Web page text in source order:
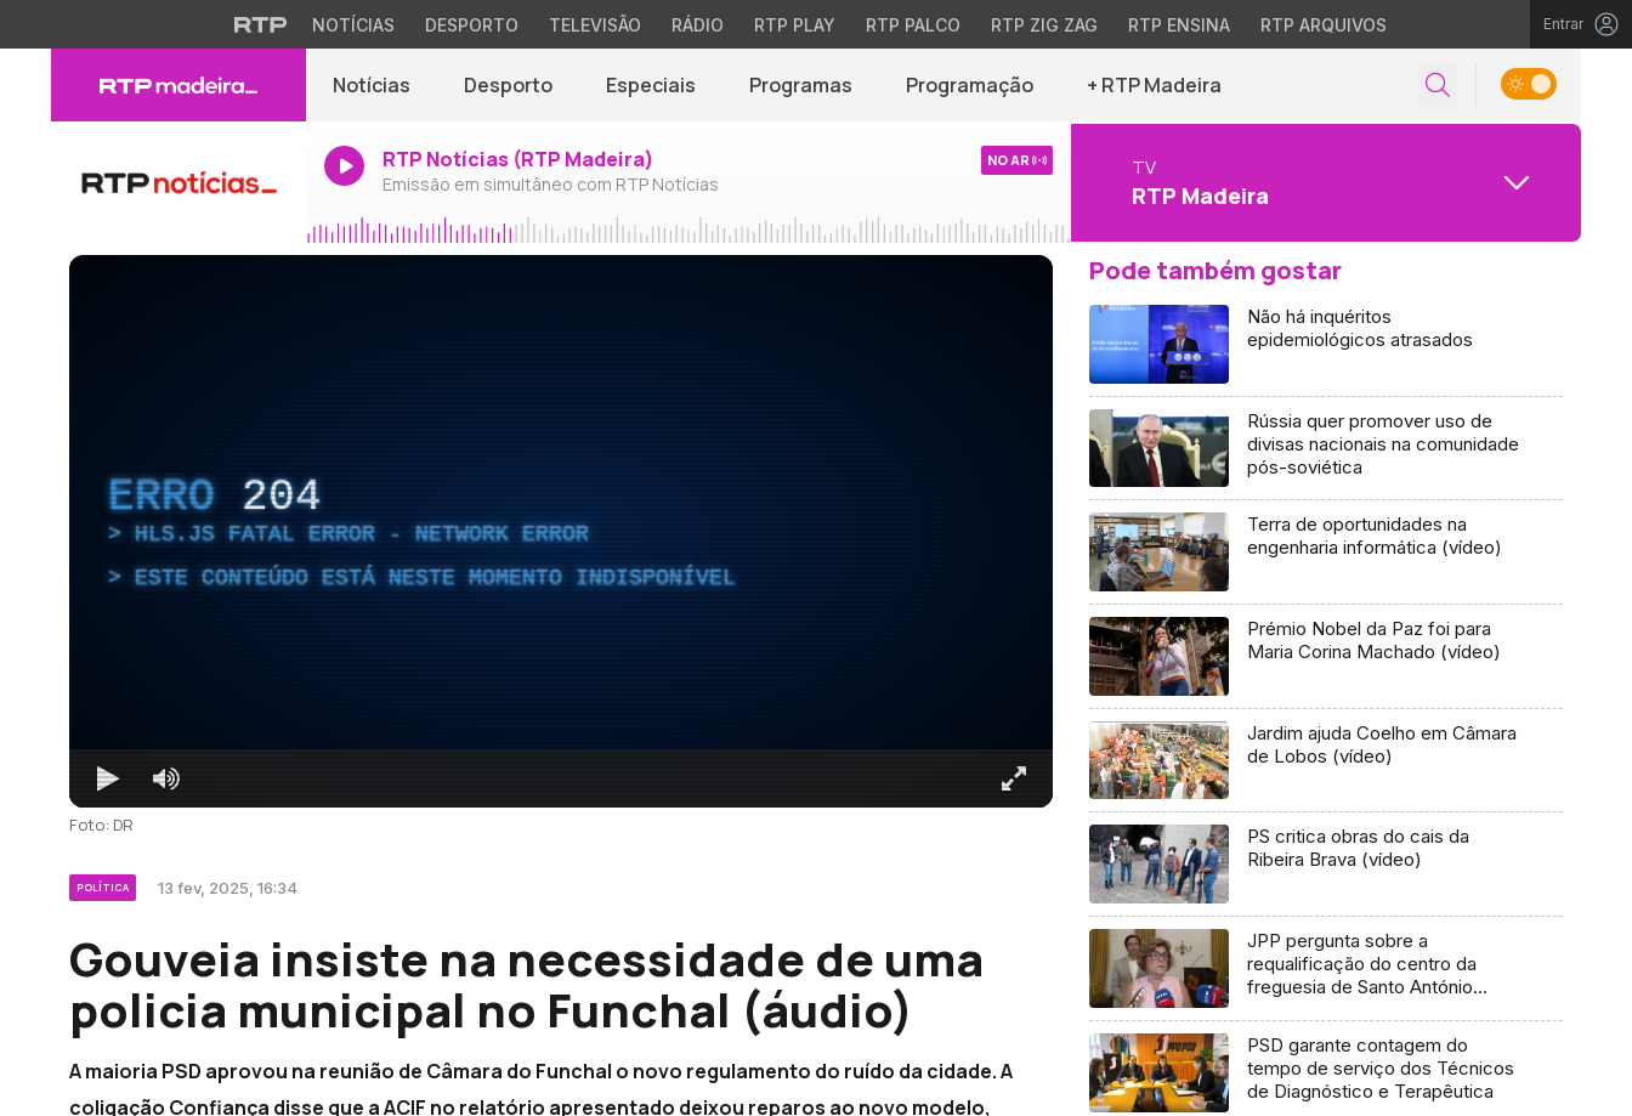
NOTÍCIAS DESPORTO TELEVISÃO RÁDIO RTP PLAY RTP PALCO RTP ZIG ZAG RTP ENSINA RTP ARQUIVOS Entrar
Notícias Desporto Especiais Programas Programação + RTP Madeira
RTP Notícias (RTP Madeira)
Emissão em simultâneo com RTP Notícias
NO AR TV
RTP Madeira
ERRO 204
HLS.JS FATAL ERROR - NETWORK ERROR
ESTE CONTEÚDO ESTÁ NESTE MOMENTO INDISPONÍVEL
Foto: DR
POLÍTICA 13 fev, 2025, 16:34
Gouveia insiste na necessidade de uma
policia municipal no Funchal (áudio)
A maioria PSD aprovou na reunião de Câmara do Funchal o novo regulamento do ruído da cidade. A
coligação Confiança disse que a ACIF no relatório apresentado deixou reparos ao novo modelo,
Pode também gostar
Não há inquéritos
epidemiológicos atrasados
Rússia quer promover uso de
divisas nacionais na comunidade
pós-soviética
Terra de oportunidades na
engenharia informática (vídeo)
Prémio Nobel da Paz foi para
Maria Corina Machado (vídeo)
Jardim ajuda Coelho em Câmara
de Lobos (vídeo)
PS critica obras do cais da
Ribeira Brava (vídeo)
JPP pergunta sobre a
requalificação do centro da
freguesia de Santo António
PSD garante contagem do
tempo de serviço dos Técnicos
de Diagnóstico e Terapêutica